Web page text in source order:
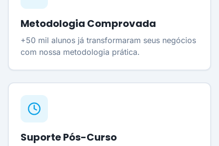
Metodologia Comprovada
+50 mil alunos já transformaram seus negócios
com nossa metodologia prática.
Suporte Pós-Curso